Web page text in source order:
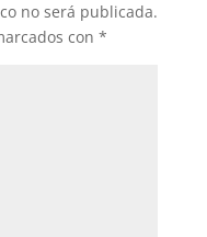
no será publicada.
con *